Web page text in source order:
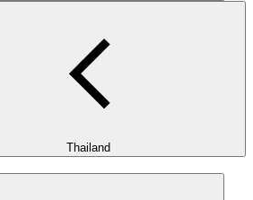
Thailand